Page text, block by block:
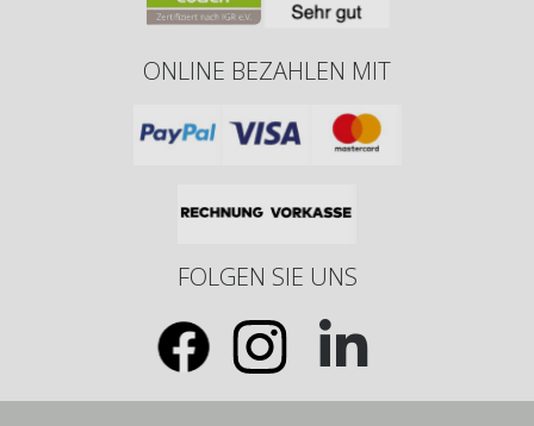
ONLINE BEZAHLEN MIT
FOLGEN SIE UNS